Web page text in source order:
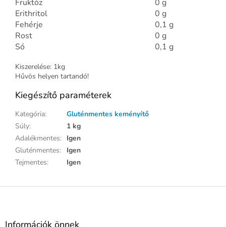
Fruktóz
0 g
Erithritol
0 g
Fehérje
0,1 g
Rost
0 g
Só
0,1 g
Kiszerelése: 1kg
Hűvös helyen tartandó!
Kiegészítő paraméterek
Kategória:
Gluténmentes keményítő
Súly:
1 kg
Adalékmentes: Igen
Gluténmentes:
Igen
Tejmentes: Igen
L
Információk önnek